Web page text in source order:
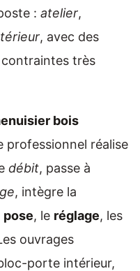
: atelier,
, avec des
très
bois
professionnel réalise
débit, passe à
, intègre la
pose, le réglage, les
ouvrages
porte intérieur,